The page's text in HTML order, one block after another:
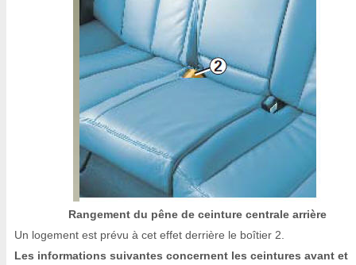
Rangement du pêne de ceinture centrale arrière
Un logement est prévu à cet effet derrière le boîtier 2.
Les informations suivantes concernent les ceintures avant et